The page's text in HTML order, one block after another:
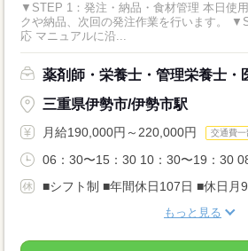
▼STEP 1：発注・納品・食材管理 本日使
クや納品、次回の発注作業を行います。 ▼STEP 2：調理・食形態対
応 マニュアルに沿...
薬剤師・栄養士・管理栄養士・
三重県伊勢市/伊勢市駅
月給190,000円～220,000円 交通費一
06：30〜15：30 10：30〜19：30
■シフト制 ■年間休日107日 ■休日月
もっと見る